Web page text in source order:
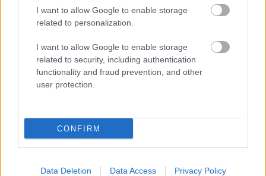
I want to allow Google to enable storage
related to personalization.
I want to allow Google to enable storage
related to security, including authentication
functionality and fraud prevention, and other
user protection.
CONFIRM
Data Deletion Data Access Privacy Policy
Ahogy korábban már írtunk róla, megyei szinten
alkalmazkodik a gazdálkodók döntéséhez az